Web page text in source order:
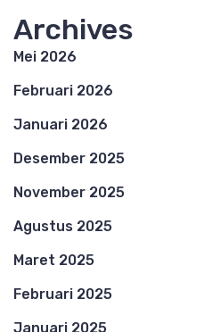
Archives
Mei 2026
Februari 2026
Januari 2026
Desember 2025
November 2025
Agustus 2025
Maret 2025
Februari 2025
Januari 2025